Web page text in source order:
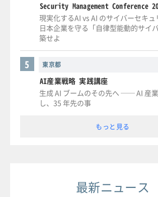
Security Management Conference
現実化するAI vs AI のサイバーセキ
日本企業を守る「自律型能動的サイ
築せよ
東京都
5
AI産業戦略 実践講座
生成 AI ブームのその先へ ── AI 産
し、35 年先の事
もっと見る
最新ニュース